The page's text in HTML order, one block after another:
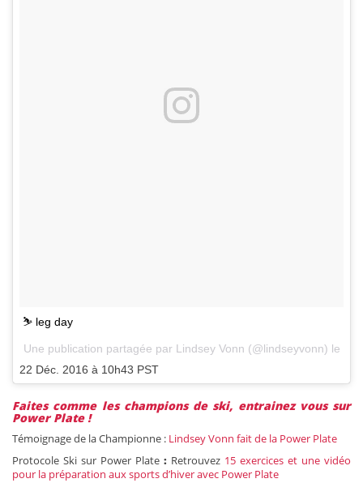
⛷ leg day
Une publication partagée par Lindsey Vonn (@lindseyvonn) le
22 Déc. 2016 à 10h43 PST
Faites comme les champions de ski, entrainez vous sur
Power Plate !
Témoignage de la Championne : Lindsey Vonn fait de la Power Plate
Protocole Ski sur Power Plate : Retrouvez 15 exercices et une vidéo
pour la préparation aux sports d’hiver avec Power Plate